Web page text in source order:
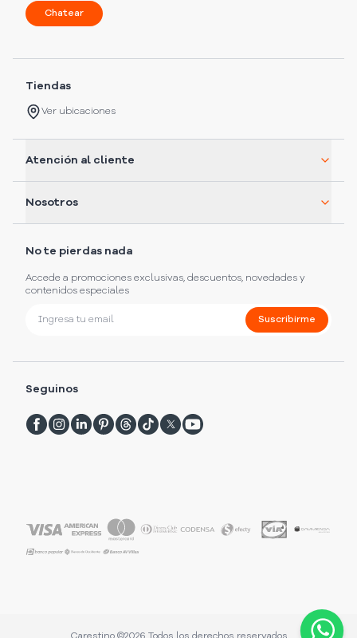
Chatear
Tiendas
Ver ubicaciones
Atención al cliente
Nosotros
No te pierdas nada
Accede a promociones exclusivas, descuentos, novedades y
contenidos especiales
Suscribirme
Seguinos